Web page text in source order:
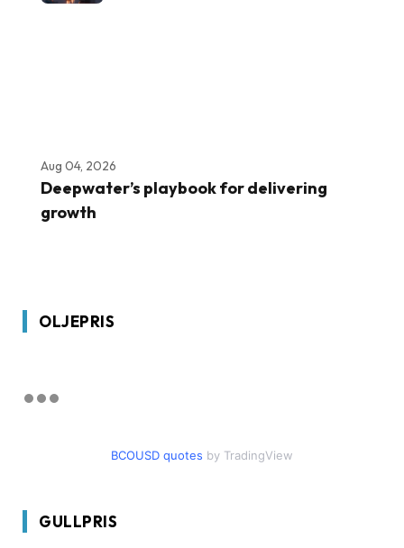
Aug 04, 2026
Deepwater’s playbook for delivering
growth
OLJEPRIS
BCOUSD quotes by TradingView
GULLPRIS